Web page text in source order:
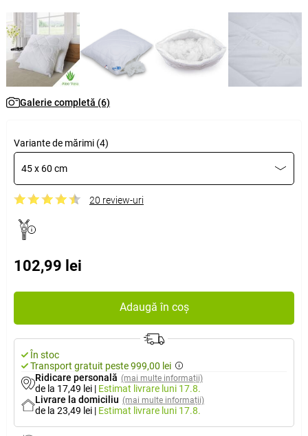
Galerie completă (6)
Variante de mărimi (4)
45 x 60 cm
20 review-uri
102,99 lei
Adaugă în coș
În stoc
Transport gratuit peste 999,00 lei
Ridicare personală (mai multe informații)
de la 17,49 lei | Estimat livrare luni 17.8.
Livrare la domiciliu (mai multe informații)
de la 23,49 lei | Estimat livrare luni 17.8.